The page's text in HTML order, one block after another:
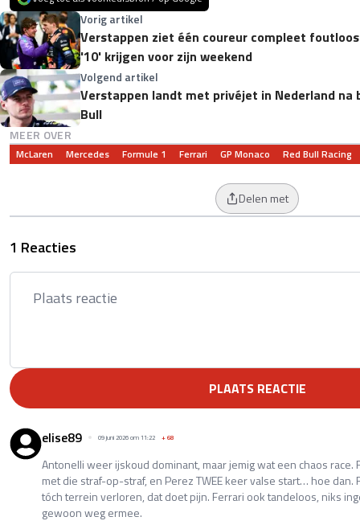
Vorig artikel
Verstappen ziet één coureur compleet
'10' krijgen voor zijn weekend
Volgend artikel
Verstappen landt met privéjet in Nederland na
Bull
MEER OVER
McLaren Mercedes Formule 1 Ferrari GP Monaco Red Bull Racing
Delen met
1 Reacties
PLAATS REACTIE
elise89 09 juni 2026 om 11:22 +68
Antonelli weer ijskoud dominant, maar jemig wat een chaos
met die straf-op-straf, en Perez TWEE keer valse start… hoe dan.
tóch terrein verloren, dat doet pijn. Ferrari ook tandeloos, niks
gewoon weg ermee.